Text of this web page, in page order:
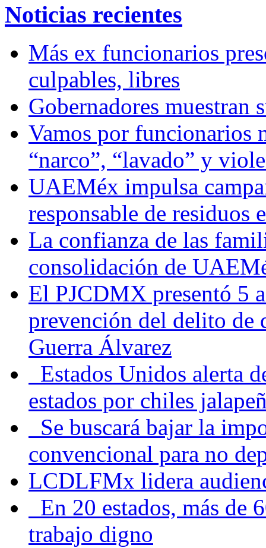
Noticias recientes
Más ex funcionarios
culpables, libres
Gobernadores muestran
Vamos por funcionarios
“narco”, “lavado” y
UAEMéx impulsa
responsable de residuos
La confianza de las
consolidación de
El PJCDMX presentó 5
prevención del delito de
Guerra Álvarez
Estados Unidos alerta
estados por chiles
Se buscará bajar la
convencional para no
LCDLFMx lidera
En 20 estados, más de
trabajo digno